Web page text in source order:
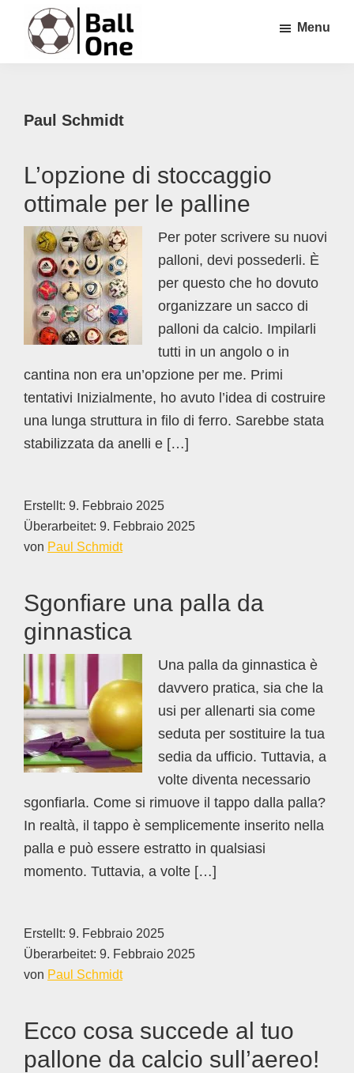
Passa
contenuto
Passa
Passa
Menu
Paul Schmidt
L’opzione di stoccaggio
ottimale per le palline
Per poter scrivere su nuovi
palloni, devi possederli. È
per questo che ho dovuto
organizzare un sacco di
palloni da calcio. Impilarli
tutti in un angolo o in
cantina non era un’opzione per me. Primi
tentativi Inizialmente, ho avuto l’idea di costruire
una lunga struttura in filo di ferro. Sarebbe stata
stabilizzata da anelli e […]
Erstellt: 9. Febbraio 2025
Überarbeitet: 9. Febbraio 2025
von Paul Schmidt
Sgonfiare una palla da
ginnastica
Una palla da ginnastica è
davvero pratica, sia che la
usi per allenarti sia come
seduta per sostituire la tua
sedia da ufficio. Tuttavia, a
volte diventa necessario
sgonfiarla. Come si rimuove il tappo dalla palla?
In realtà, il tappo è semplicemente inserito nella
palla e può essere estratto in qualsiasi
momento. Tuttavia, a volte […]
Erstellt: 9. Febbraio 2025
Überarbeitet: 9. Febbraio 2025
von Paul Schmidt
Ecco cosa succede al tuo
pallone da calcio sull’aereo!